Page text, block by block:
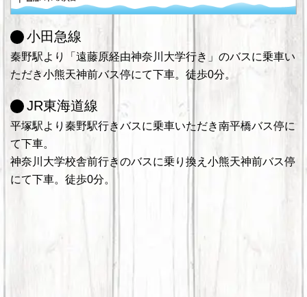
小田急線
秦野駅より「遠藤原経由神奈川大学行き」のバスに乗車い
ただき小熊天神前バス停にて下車。徒歩0分。
JR東海道線
平塚駅より秦野駅行きバスに乗車いただき南平橋バス停に
て下車。
神奈川大学校舎前行きのバスに乗り換え小熊天神前バス停
にて下車。徒歩0分。